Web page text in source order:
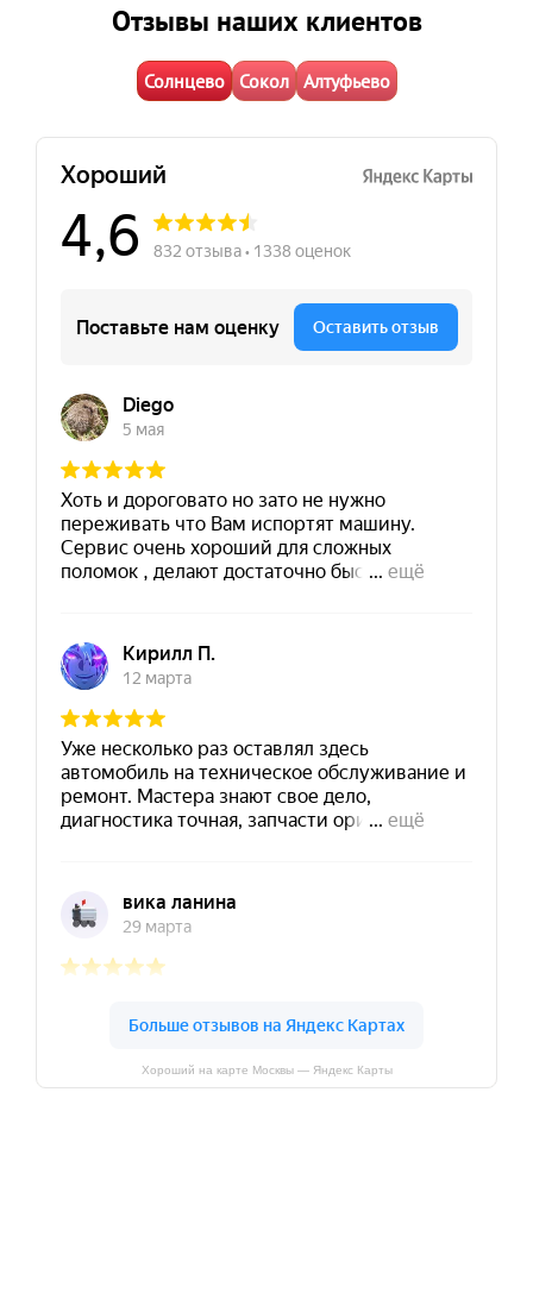
Отзывы наших клиентов
Солнцево Сокол Алтуфьево
Хороший на карте Москвы — Яндекс Карты